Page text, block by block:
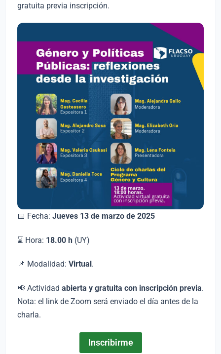
gratuita previa inscripción.
📅 Fecha: Jueves 13 de marzo de 2025
⌛ Hora: 18.00 h (UY)
📌 Modalidad: Virtual .
📢 Actividad abierta y gratuita con inscripción previa.
Nota: el link de Zoom será enviado el día antes de la
charla.
Inscribirme